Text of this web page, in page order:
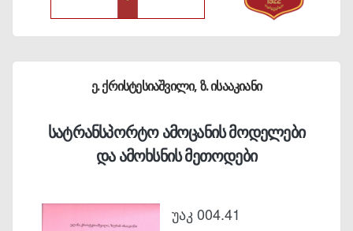
ე. ქრისტესიაშვილი, ზ. ისააკიანი
სატრანსპორტო ამოცანის მოდელები
და ამოხსნის მეთოდები
უაკ 004.41